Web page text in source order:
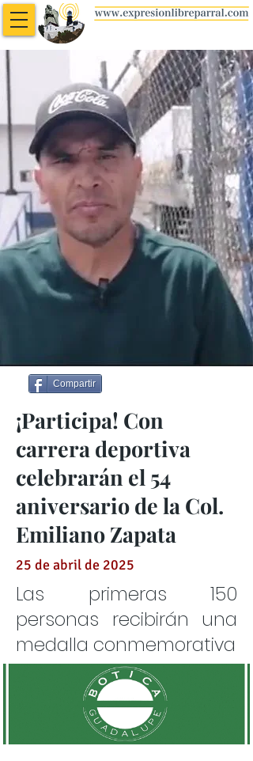
Compartir
¡Participa! Con
carrera deportiva
celebrarán el 54
aniversario de la Col.
Emiliano Zapata
25 de abril de 2025
Las primeras 150
personas recibirán una
medalla conmemorativa